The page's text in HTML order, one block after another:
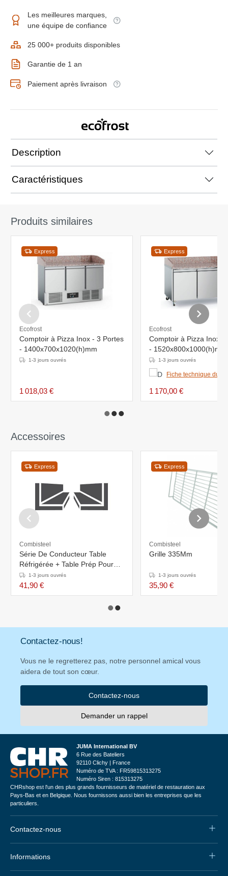
Les meilleures marques,
une équipe de confiance
25 000+ produits disponibles
Garantie de 1 an
Paiement après livraison
Description
Caractéristiques
Produits similaires
Express
Ecofrost
Comptoir à Pizza Inox - 3 Portes
- 1400x700x1020(h)mm
1-3 jours ouvrés
1 018,03 €
Express
Ecofrost
Comptoir à Pizza Inox -
- 1520x800x1000(h)mm
1-3 jours ouvrés
Fiche technique du
1 170,00 €
Accessoires
Express
Combisteel
Série De Conducteur Table
Réfrigérée + Table Prép Pour
Pizza1-3 jours ouvrés
41,90 €
Express
Combisteel
Grille 335Mm
1-3 jours ouvrés
35,90 €
Contactez-nous!
Vous ne le regretterez pas, notre personnel amical vous
aidera de tout son cœur.
Contactez-nous
Demander un rappel
JUMA International BV
6 Rue des Bateliers
92110 Clichy | France
Numéro de TVA : FR59815313275
Numéro Siren : 815313275
CHRshop est l'un des plus grands fournisseurs de matériel de restauration aux
Pays-Bas et en Belgique. Nous fournissons aussi bien les entreprises que les
particuliers.
Contactez-nous
Informations